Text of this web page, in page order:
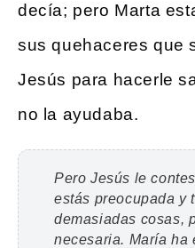
decía; pero Marta
sus quehaceres que
Jesús para hacerle
no la ayudaba.
Pero Jesús le
estás preocupada y
demasiadas cosas,
necesaria. María ha